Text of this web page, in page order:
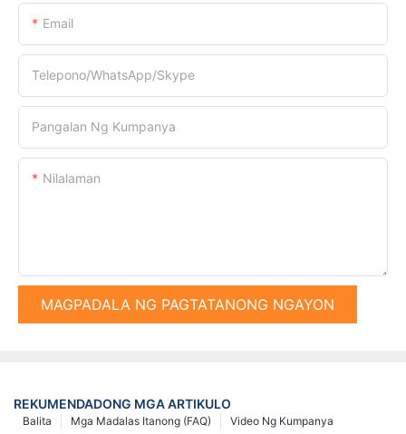
Email
Telepono/WhatsApp/Skype
Pangalan Ng Kumpanya
Nilalaman
MAGPADALA NG PAGTATANONG NGAYON
REKUMENDADONG MGA ARTIKULO
Video Ng Kumpanya
Mga Madalas Itanong (FAQ)
Balita